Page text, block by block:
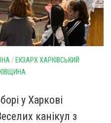
/ ЕКЗАРХ ХАРКІВСЬКИЙ
у Харкові
канікул з